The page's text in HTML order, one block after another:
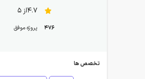
4.7از 5
476 پروژه موفق
تخصص ها